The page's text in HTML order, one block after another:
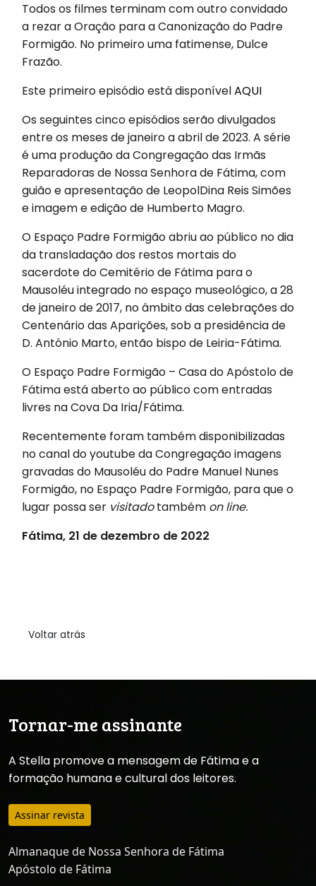
Todos os filmes terminam com outro convidado
a rezar a Oração para a Canonização do Padre
Formigão. No primeiro uma fatimense, Dulce
Frazão.
Este primeiro episódio está disponívelAQUI
Os seguintes cinco episódios serão divulgados
entre os meses de janeiro a abril de 2023. A série
é uma produção da Congregação das Irmãs
Reparadoras de Nossa Senhora de Fátima, com
guião e apresentação de LeopolDina Reis Simões
e imagem e edição de Humberto Magro.
O Espaço Padre Formigão abriu ao público no dia
da transladação dos restos mortais do
sacerdote do Cemitério de Fátima para o
Mausoléu integrado no espaço museológico, a 28
de janeiro de 2017, no âmbito das celebrações do
Centenário das Aparições, sob a presidência de
D. António Marto, então bispo de Leiria-Fátima.
O Espaço Padre Formigão – Casa do Apóstolo de
Fátima está aberto ao público com entradas
livres na Cova Da Iria/Fátima.
Recentemente foram também disponibilizadas
no canal do youtube da Congregação imagens
gravadas do Mausoléu do Padre Manuel Nunes
Formigão, no Espaço Padre Formigão, para que o
lugar possa ser visitadotambém on line.
Fátima, 21 de dezembro de 2022
Voltar atrás
Tornar-me assinante
A Stella promove a mensagem de Fátima e a
formação humana e cultural dos leitores.
Assinar revista
Almanaque de Nossa Senhora de Fátima
Apóstolo de Fátima